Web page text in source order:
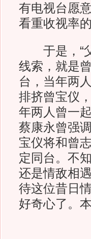
有电视台愿
看重收视率
于是，“父
线索，就是
台，当年两
排挤曾宝仪
年两人曾一
蔡康永曾强
宝仪将和曾
定同台。不
还是情敌相
待这位昔日
好奇心了。